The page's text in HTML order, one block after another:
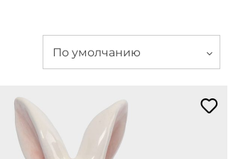
По умолчанию